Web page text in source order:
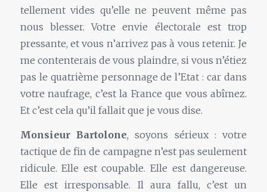
tellement vides qu’elle ne peuvent même pas
nous blesser. Votre envie électorale est trop
pressante, et vous n’arrivez pas à vous retenir. Je
me contenterais de vous plaindre, si vous n’étiez
pas le quatrième personnage de l’Etat : car dans
votre naufrage, c’est la France que vous abîmez.
Et c’est cela qu’il fallait que je vous dise.
Monsieur Bartolone, soyons sérieux : votre
tactique de fin de campagne n’est pas seulement
ridicule. Elle est coupable. Elle est dangereuse.
Elle est irresponsable. Il aura fallu, c’est un